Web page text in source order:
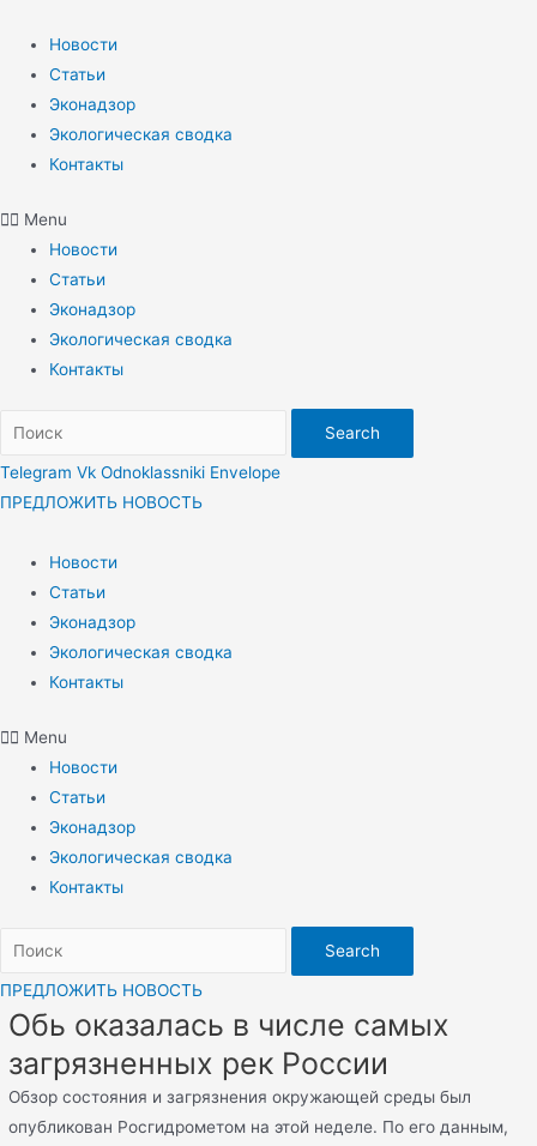
содержимому
Новости
Статьи
Эконадзор
Экологическая сводка
Контакты
Menu
Новости
Статьи
Эконадзор
Экологическая сводка
Контакты
Search
Telegram Vk Odnoklassniki Envelope
ПРЕДЛОЖИТЬ НОВОСТЬ
Новости
Статьи
Эконадзор
Экологическая сводка
Контакты
Menu
Новости
Статьи
Эконадзор
Экологическая сводка
Контакты
Search
ПРЕДЛОЖИТЬ НОВОСТЬ
Обь оказалась в числе самых
загрязненных рек России
Обзор состояния и загрязнения окружающей среды был
опубликован Росгидрометом на этой неделе. По его данным,